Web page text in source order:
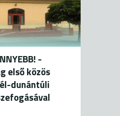
-
első közös
dunántúli